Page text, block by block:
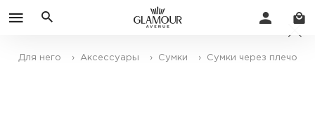
Для него › Аксессуары › Сумки › Сумки через плечо